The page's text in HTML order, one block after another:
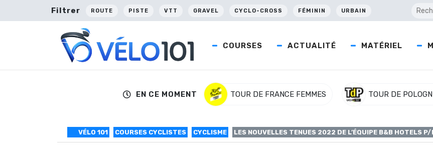
Filtrer ROUTE PISTE VTT GRAVEL CYCLO-CROSS FÉMININ URBAIN
COURSES ACTUALITÉ MATÉRIEL
EN CE MOMENT TOUR DE FRANCE FEMMES TOUR DE
VÉLO 101 COURSES CYCLISTES CYCLISME LES NOUVELLES TENUES 2022 DE L’ÉQUIPE B&B HOTELS